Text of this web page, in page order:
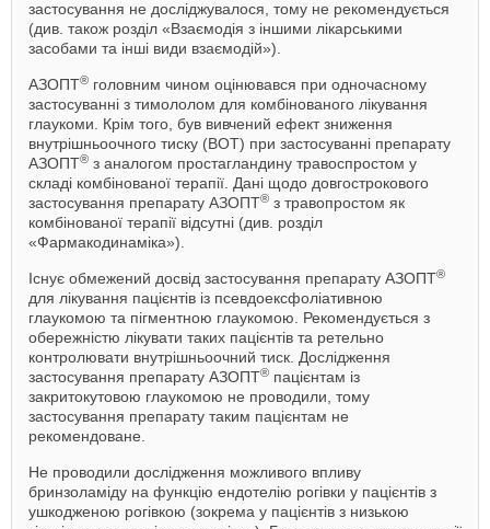
застосування не досліджувалося, тому не рекомендується
(див. також розділ «Взаємодія з іншими лікарськими
засобами та інші види взаємодій»).
АЗОПТ® головним чином оцінювався при одночасному
застосуванні з тимололом для комбінованого лікування
глаукоми. Крім того, був вивчений ефект зниження
внутрішньоочного тиску (ВОТ) при застосуванні препарату
АЗОПТ® з аналогом простагландину травоспростом у
складі комбінованої терапії. Дані щодо довгострокового
застосування препарату АЗОПТ® з травопростом як
комбінованої терапії відсутні (див. розділ
«Фармакодинаміка»).
Існує обмежений досвід застосування препарату АЗОПТ®
для лікування пацієнтів із псевдоексфоліативною
глаукомою та пігментною глаукомою. Рекомендується з
обережністю лікувати таких пацієнтів та ретельно
контролювати внутрішньоочний тиск. Дослідження
застосування препарату АЗОПТ® пацієнтам із
закритокутовою глаукомою не проводили, тому
застосування препарату таким пацієнтам не
рекомендоване.
Не проводили дослідження можливого впливу
бринзоламіду на функцію ендотелію рогівки у пацієнтів з
ушкодженою рогівкою (зокрема у пацієнтів з низькою